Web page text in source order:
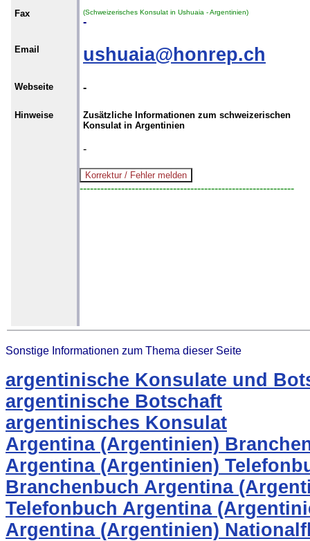
Fax (Schweizerisches Konsulat in Ushuaia - Argentinien)
-
Email ushuaia@honrep.ch
Webseite -
Hinweise
Zusätzliche Informationen zum schweizerischen
Konsulat in Argentinien
-
--------------------------------------------------------------
Sonstige Informationen zum Thema dieser Seite
argentinische Konsulate und
argentinische Botschaft
argentinisches Konsulat
Argentina (Argentinien)
Argentina (Argentinien)
Branchenbuch Argentina
Telefonbuch Argentina
Argentina (Argentinien)